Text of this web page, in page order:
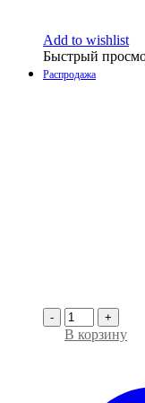
Add to wishlist
Быстрый
Распродажа
- +
В корзину